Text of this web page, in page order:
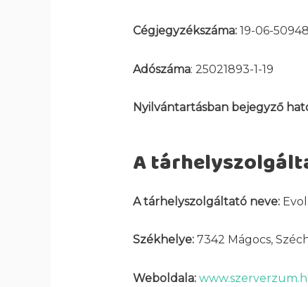
Cégjegyzékszáma:19-06-
Adószáma: 25021893-1-19
Nyilvántartásban bejegyző
A
A tárhelyszolgáltató neve:
Székhelye:7342 Mágocs,
Weboldala: